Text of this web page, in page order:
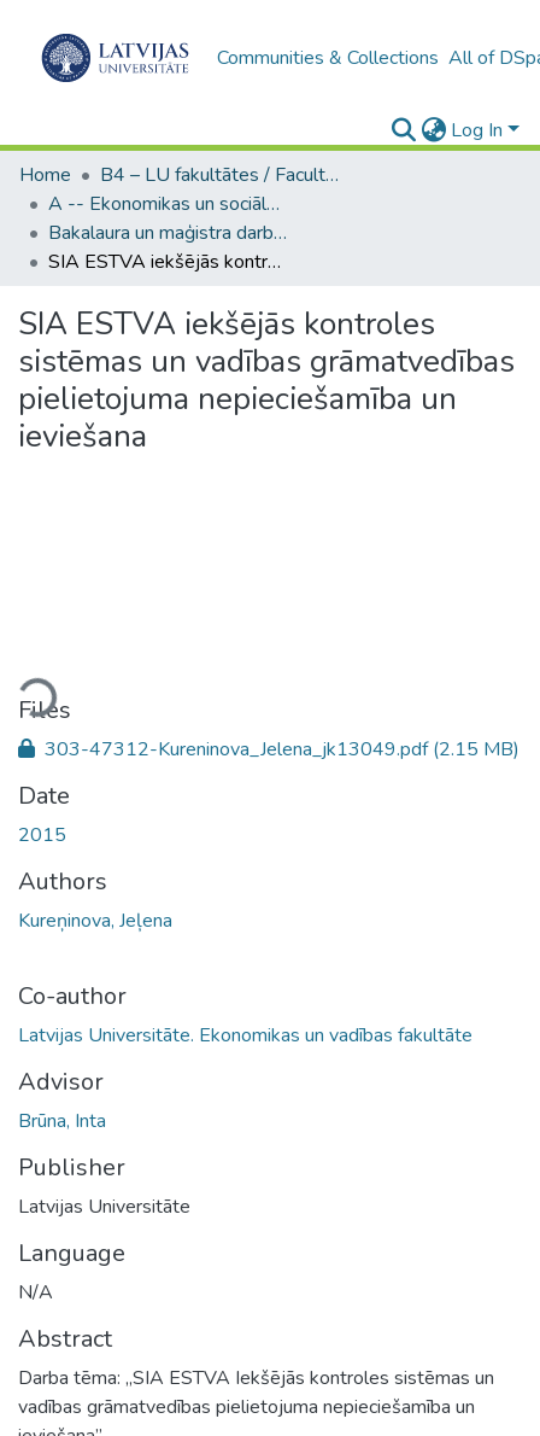
Communities & Collections All of
Log In
Home
B4 – LU fakultātes / Faculties of the UL
A -- Ekonomikas un sociālo zinātņu fakultāte / Faculty of Economics and Social Sciences
Bakalaura un maģistra darbi (ESZF) / Bachelor's and Master's theses
SIA ESTVA iekšējās kontroles sistēmas un vadības grāmatvedības pielietojuma nepieciešamība un ieviešana
SIA ESTVA iekšējās kontroles
sistēmas un vadības grāmatvedības
pielietojuma nepieciešamība un
ieviešana
Files
303-47312-Kureninova_Jelena_jk13049.pdf(2.15 MB)
Date
2015
Authors
Kureņinova, Jeļena
Co-author
Latvijas Universitāte. Ekonomikas un vadības fakultāte
Advisor
Brūna, Inta
Publisher
Latvijas Universitāte
Language
N/A
Abstract
Darba tēma: „SIA ESTVA Iekšējās kontroles sistēmas un
vadības grāmatvedības pielietojuma nepieciešamība un